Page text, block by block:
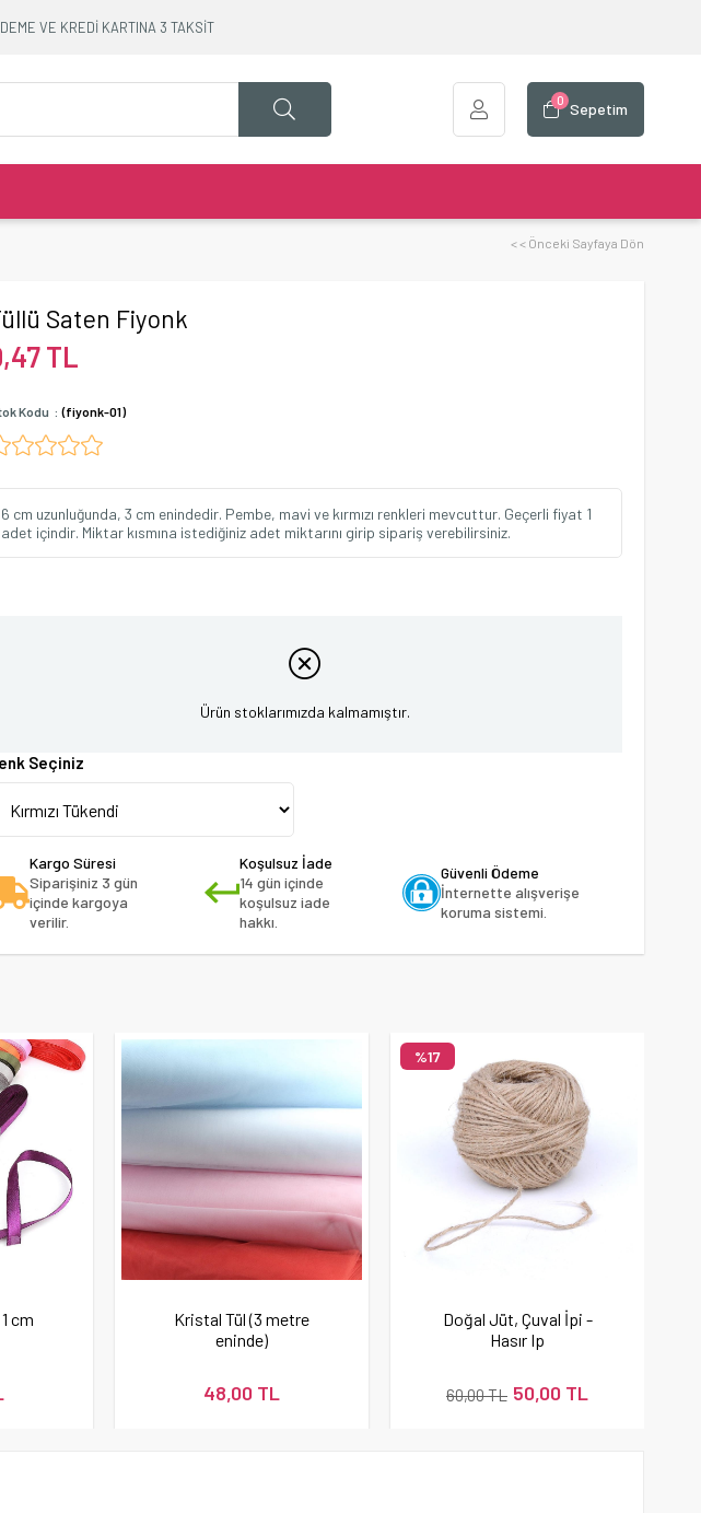
VE KREDİ KARTINA 3 TAKSİT
Sepetim
0
< < Önceki Sayfaya Dön
Saten Fiyonk
TL
Kodu (fiyonk-01)
6 cm uzunluğunda, 3 cm enindedir. Pembe, mavi ve kırmızı renkleri mevcuttur. Geçerli fiyat 1
adet içindir. Miktar kısmına istediğiniz adet miktarını girip sipariş verebilirsiniz.
Ürün stoklarımızda kalmamıştır.
Seçiniz
Kargo Süresi
Siparişiniz 3 gün
içinde kargoya
verilir.
Koşulsuz İade
14 gün içinde
koşulsuz iade
hakkı.
Güvenli Ödeme
İnternette alışverişe
koruma sistemi.
cm
Kristal Tül (3 metre
eninde)
48,00 TL
Doğal Jüt, Çuval İpi -
Hasır Ip
50,00 TL
60,00 TL
%17